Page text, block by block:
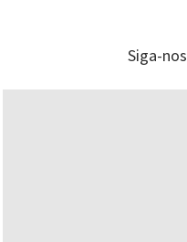
Siga-nos